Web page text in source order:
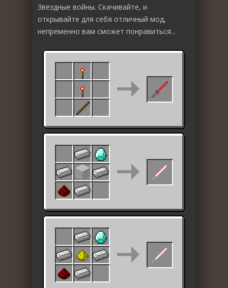
Звездные войны. Скачивайте, и
открывайте для себя отличный мод,
непременно вам сможет понравиться...